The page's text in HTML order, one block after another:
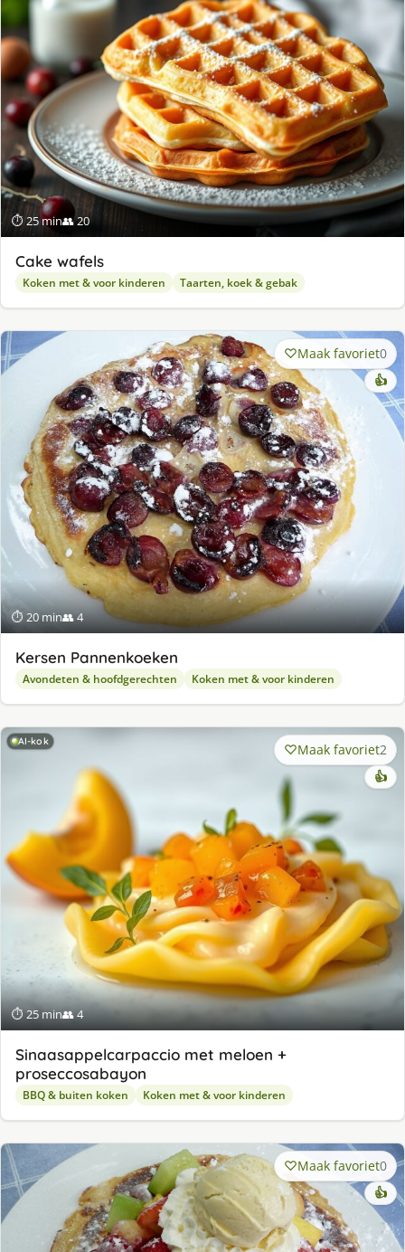
⏱ 25 min👥 20
Cake wafels
Koken met & voor kinderen Taarten, koek & gebak
⏱ 20 min👥 4
Maak favoriet0
👍
Kersen Pannenkoeken
Avondeten & hoofdgerechten Koken met & voor kinderen
AI-kok
⏱ 25 min👥 4
Maak favoriet2
👍
Sinaasappelcarpaccio met meloen +
proseccosabayon
BBQ & buiten koken Koken met & voor kinderen
Maak favoriet0
👍